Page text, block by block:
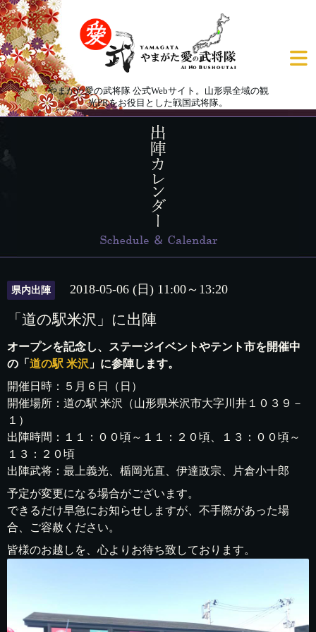
やまがた愛の武将隊 公式Webサイト。山形県全域の観
光PRをお役目とした戦国武将隊。
県内出陣 2018-05-06 (日) 11:00～13:20
「道の駅米沢」に出陣
オープンを記念し、ステージイベントやテント市を開催中
の「 道の駅 米沢 」に参陣します。
開催日時：５月６日（日）
開催場所：道の駅 米沢（山形県米沢市大字川井１０３９－
１）
出陣時間：１１：００頃～１１：２０頃、１３：００頃～
１３：２０頃
出陣武将：最上義光、楯岡光直、伊達政宗、片倉小十郎
予定が変更になる場合がございます。
できるだけ早急にお知らせしますが、不手際があった場
合、ご容赦ください。
皆様のお越しを、心よりお待ち致しております。